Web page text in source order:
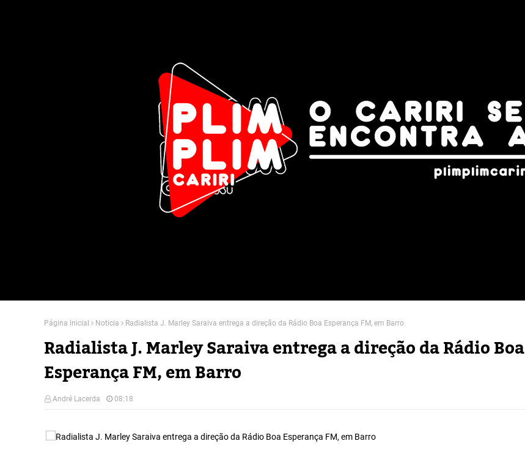
Página inicial Noticia Radialista J. Marley Saraiva entrega a direção da Rádio Boa Esperança FM, em Barro
Radialista J. Marley Saraiva entrega a direção da Rádio Boa
Esperança FM, em Barro
André Lacerda 08:18